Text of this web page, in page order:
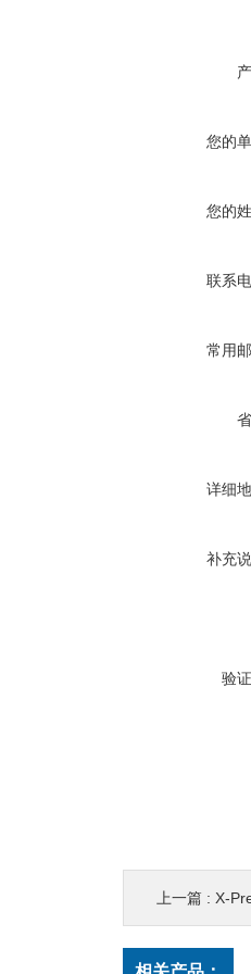
您的
您的
联系
常用
详细
补充
验
上一篇 : X-